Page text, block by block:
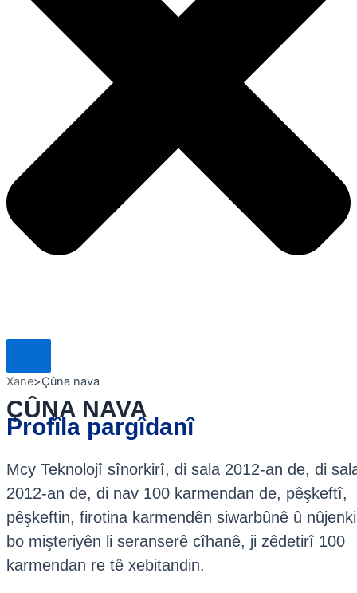
Xane>Çûna nava
ÇÛNA NAVA
Profîla pargîdanî
Mcy Teknolojî sînorkirî, di sala 2012-an de, di
2012-an de, di nav 100 karmendan de, pêşkeftî,
pêşkeftin, firotina karmendên siwarbûnê û
bo mişteriyên li seranserê cîhanê, ji zêdetirî 100
karmendan re tê xebitandin.